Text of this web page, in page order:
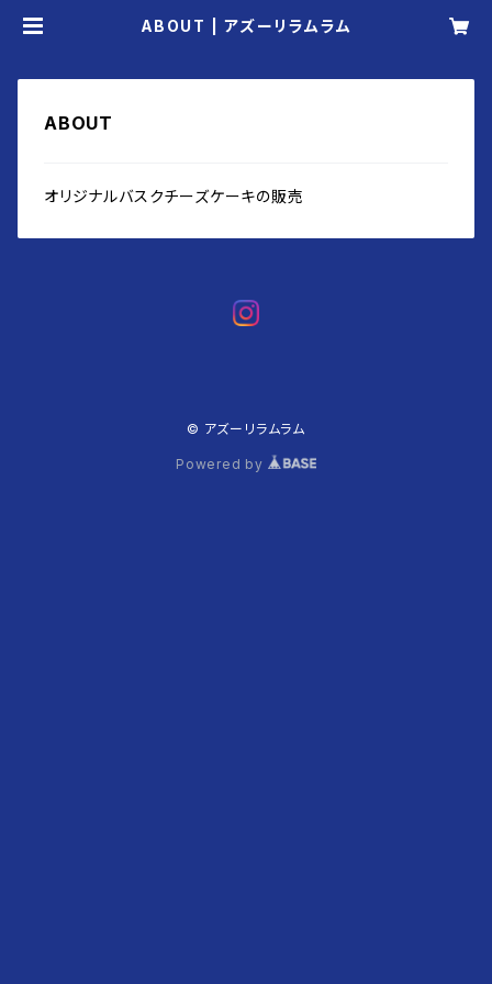
ABOUT | アズーリラムラム
ABOUT
オリジナルバスクチーズケーキの販売
© アズーリラムラム
Powered by